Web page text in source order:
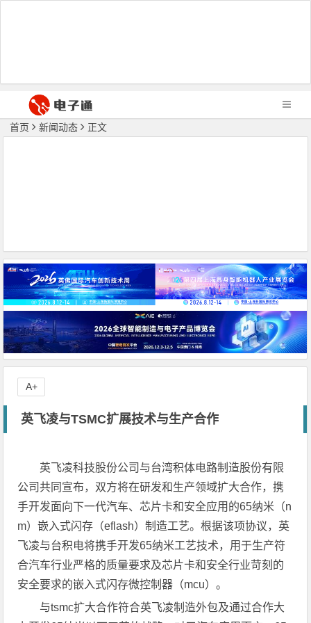
首页 新闻动态 正文
英飞凌与TSMC扩展技术与生产合作
英飞凌科技股份公司与台湾积体电路制造股份有限
公司共同宣布，双方将在研发和生产领域扩大合作，携
手开发面向下一代汽车、芯片卡和安全应用的65纳米（n
m）嵌入式闪存（eflash）制造工艺。根据该项协议，英
飞凌与台积电将携手开发65纳米工艺技术，用于生产符
合汽车行业严格的质量要求及芯片卡和安全行业苛刻的
安全要求的嵌入式闪存微控制器（mcu）。
与tsmc扩大合作符合英飞凌制造外包及通过合作大
A+